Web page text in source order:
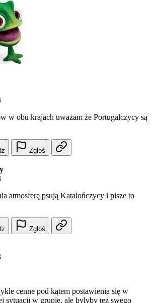
w obu krajach uważam że Portugalczycy są
Zgłoś
atmosferę psują Katalończycy i pisze to
Zgłoś
cenne pod kątem postawienia się w
sytuacji w grupie, ale byłyby też swego